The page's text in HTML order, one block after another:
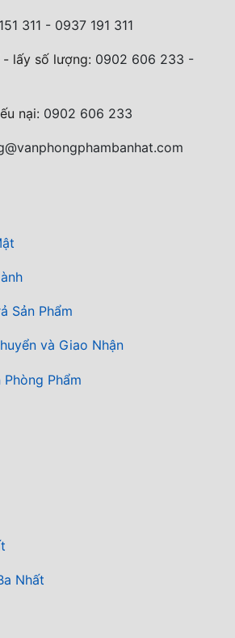
311 - 0937 191 311
- lấy số lượng: 0902 606 233 -
nại: 0902 606 233
Sản Phẩm
và Giao Nhận
Phòng Phẩm
Nhất